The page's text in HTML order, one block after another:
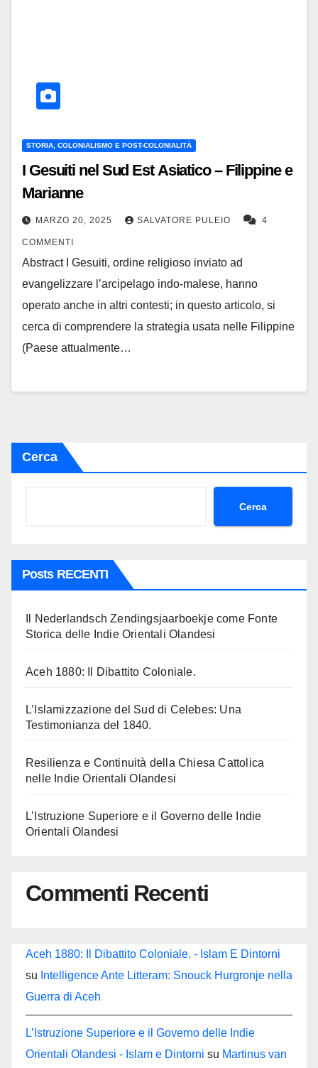
STORIA, COLONIALISMO E POST-COLONIALITÀ
I Gesuiti nel Sud Est Asiatico – Filippine e
Marianne
MARZO 20, 2025 SALVATORE PULEIO 4
COMMENTI
Abstract I Gesuiti, ordine religioso inviato ad
evangelizzare l’arcipelago indo-malese, hanno
operato anche in altri contesti; in questo articolo, si
cerca di comprendere la strategia usata nelle Filippine
(Paese attualmente…
Cerca
Cerca
Posts RECENTI
Il Nederlandsch Zendingsjaarboekje come Fonte
Storica delle Indie Orientali Olandesi
Aceh 1880: Il Dibattito Coloniale.
L’Islamizzazione del Sud di Celebes: Una
Testimonianza del 1840.
Resilienza e Continuità della Chiesa Cattolica
nelle Indie Orientali Olandesi
L’Istruzione Superiore e il Governo delle Indie
Orientali Olandesi
Commenti Recenti
Aceh 1880: Il Dibattito Coloniale. - Islam E Dintorni
su Intelligence Ante Litteram: Snouck Hurgronje nella
Guerra di Aceh
L’Istruzione Superiore e il Governo delle Indie
Orientali Olandesi - Islam e Dintorni su Martinus van